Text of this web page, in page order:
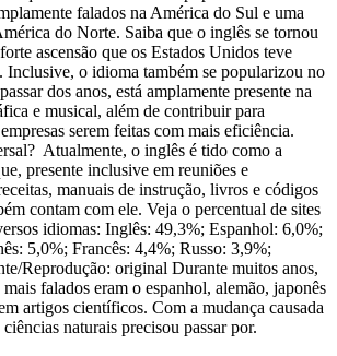
falados na América do Sul e uma
do Norte. Saiba que o inglês se tornou
ascensão que os Estados Unidos teve
o idioma também se popularizou no
dos anos, está amplamente presente na
e musical, além de contribuir para
serem feitas com mais eficiência.
Atualmente, o inglês é tido como a
presente inclusive em reuniões e
manuais de instrução, livros e códigos
contam com ele. Veja o percentual de sites
idiomas: Inglês: 49,3%; Espanhol: 6,0%;
5,0%; Francês: 4,4%; Russo: 3,9%;
Reprodução: original Durante muitos anos,
falados eram o espanhol, alemão, japonês
artigos científicos. Com a mudança causada
naturais precisou passar por.